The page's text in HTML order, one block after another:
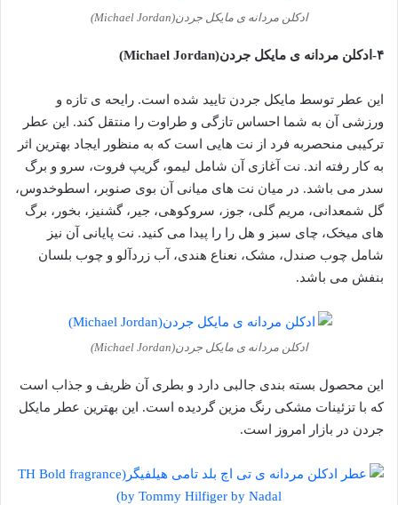
ادکلن مردانه ی مایکل جردن(Michael Jordan)
۴-ادکلن مردانه ی مایکل جردن(Michael Jordan)
این عطر توسط مایکل جردن تایید شده است. رایحه ی تازه و
ورزشی آن به شما احساس تازگی و طراوت را منتقل کند. این عطر
ترکیبی منحصربه فرد از نت هایی است که به منظور ایجاد بهترین اثر
به کار رفته اند. نت آغازی آن شامل لیمو، گریپ فروت، سرو و برگ
سدر می باشد. در میان نت های میانی آن بوی صنوبر، اسطوخدوس،
گل شمعدانی، مریم گلی، جوز، سروکوهی، جیر، گشنیز، بخور، برگ
های میخک، چای سبز و هل را را پیدا می کنید. نت پایانی آن نیز
شامل چوب صندل، مشک، نعناع هندی، آب زردآلو و چوب بلسان
بنفش می باشد.
ادکلن مردانه ی مایکل جردن(Michael Jordan)
این محصول بسته بندی جالبی دارد و بطری آن ظریف و جذاب است
که با تزئینات مشکی رنگ مزین گردیده است. این بهترین عطر مایکل
جردن در بازار امروز است.